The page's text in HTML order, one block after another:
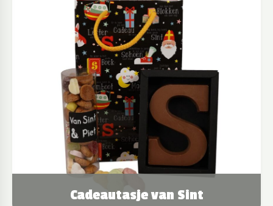
Cadeautasje van Sint